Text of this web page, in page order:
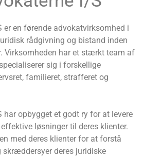
er en førende advokatvirksomhed i
rådgivning og bistand inden
Virksomheden har et stærkt team af
sig i forskellige
familieret, strafferet og
har opbygget et godt ry for at levere
løsninger til deres klienter.
med deres klienter for at forstå
skræddersyer deres juridiske